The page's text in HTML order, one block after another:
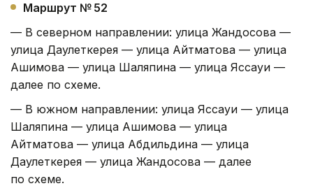
Маршрут № 52
— В северном направлении: улица Жандосова —
улица Даулеткерея — улица Айтматова — улица
Ашимова — улица Шаляпина — улица Яссауи —
далее по схеме.
— В южном направлении: улица Яссауи — улица
Шаляпина — улица Ашимова — улица
Айтматова — улица Абдильдина — улица
Даулеткерея — улица Жандосова — далее
по схеме.